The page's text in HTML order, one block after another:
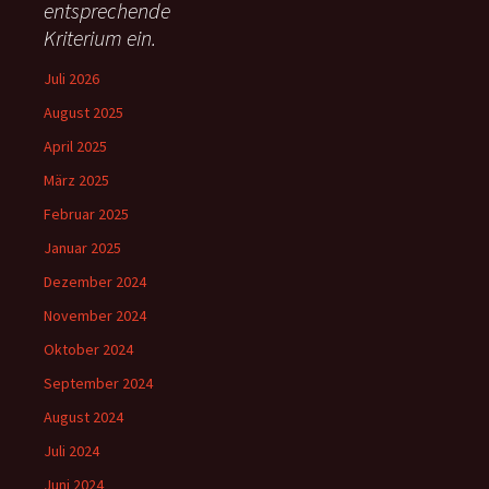
:entsprechende
Kriterium ein.
Juli 2026
August 2025
April 2025
März 2025
Februar 2025
Januar 2025
Dezember 2024
November 2024
Oktober 2024
September 2024
August 2024
Juli 2024